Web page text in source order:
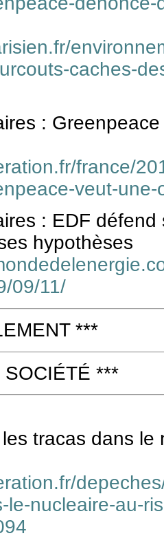
caches-
:
france/
veut-
: EDF
hypothèses
09/11/
***
***
tracas dans le
le-nucleaire-au-